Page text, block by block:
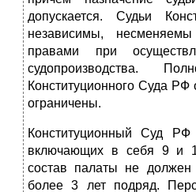
допускается. Судьи
независимы,
правами при
судопроизводства.
Конституционного Суда
ограничены.
Конституционный Суд РФ
включающих в себя 9 и
состав палаты не должен
бо­лее 3 лет подряд.